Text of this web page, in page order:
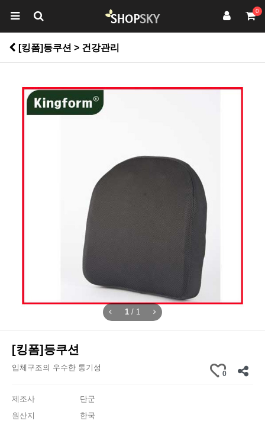
0
[킹폼]등쿠션 > 건강관리
1 / 1
[킹폼]등쿠션
입체구조의 우수한 통기성
0
제조사
단군
원산지
한국